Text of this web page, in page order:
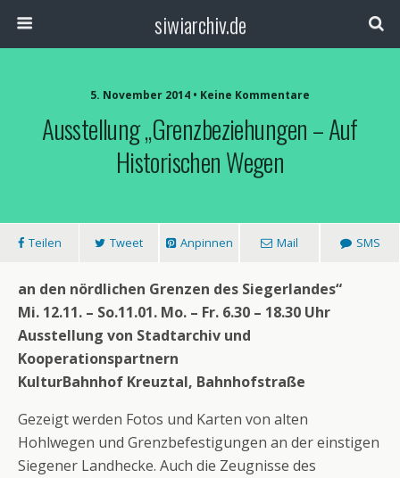
siwiarchiv.de
5. November 2014 • Keine Kommentare
Ausstellung „Grenzbeziehungen – Auf
Historischen Wegen
Teilen Tweet Anpinnen Mail SMS
an den nördlichen Grenzen des Siegerlandes“
Mi. 12.11. – So.11.01. Mo. – Fr. 6.30 – 18.30 Uhr
Ausstellung von Stadtarchiv und
Kooperationspartnern
KulturBahnhof Kreuztal, Bahnhofstraße
Gezeigt werden Fotos und Karten von alten
Hohlwegen und Grenzbefestigungen an der einstigen
Siegener Landhecke. Auch die Zeugnisse des